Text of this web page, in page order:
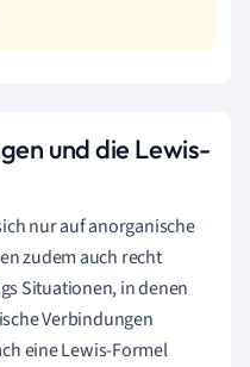
und die Lewis-
nur auf anorganische
zudem auch recht
Situationen, in denen
Verbindungen
eine Lewis-Formel